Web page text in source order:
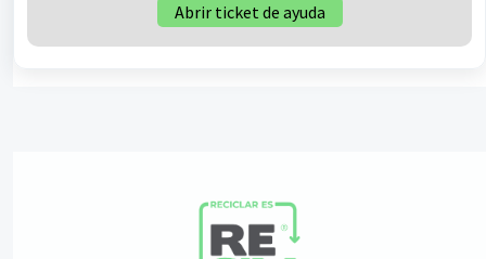
Abrir ticket de ayuda